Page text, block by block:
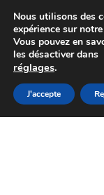
Colissimo
Du
Aller
à
Aller
au
Nous utilisons des
expérience sur
Vous pouvez en
les désactiver dans
réglages.
J'accepte